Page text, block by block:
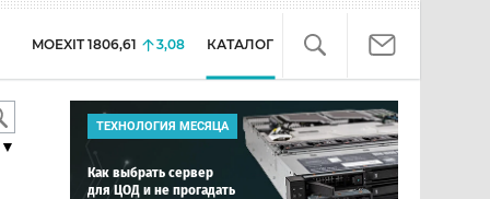
MOEXIT 1806,61 3,08 КАТАЛОГ
ТЕХНОЛОГИЯ МЕСЯЦА
Как выбрать сервер
для ЦОД и не прогадать